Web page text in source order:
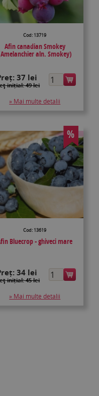
Cod: 13719
Afin canadian Smokey
aln. Smokey)
37 lei
inițial: 49 lei
» Mai multe detalii
%
Cod: 13619
Bluecrop - ghiveci mare
34 lei
inițial: 45 lei
» Mai multe detalii